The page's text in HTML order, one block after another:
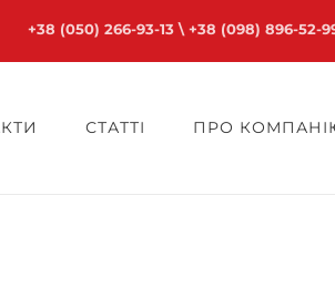
+38 (050) 266-93-13\ +38 (098) 896-52-
СТАТТІ ПРО